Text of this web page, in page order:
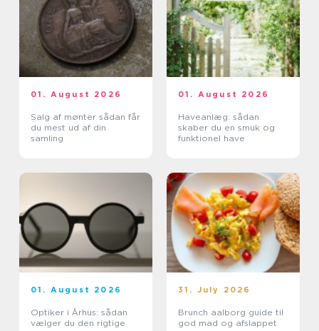
01. August 2026
Salg af mønter sådan får
du mest ud af din
samling
01. August 2026
Haveanlæg: sådan
skaber du en smuk og
funktionel have
01. August 2026
Optiker i Århus: sådan
vælger du den rigtige
31. July 2026
Brunch aalborg guide til
god mad og afslappet